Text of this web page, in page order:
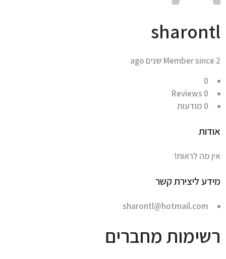
sharontl
Member since 2 שנים ago
0
0
0 מודעות
אודות
אין מה לראות!
מידע ליצירת קשר
sharontl@hotmail.com
רשימות מחברים